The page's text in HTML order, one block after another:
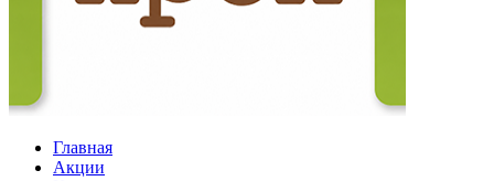
Главная
Акции